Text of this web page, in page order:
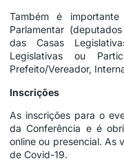
Também é
Parlamentar
das Casas
Legislativas ou
Prefeito/Vereador,
Inscrições
As inscrições para o
da Conferência e é
online ou presencial. As
de Covid-19.